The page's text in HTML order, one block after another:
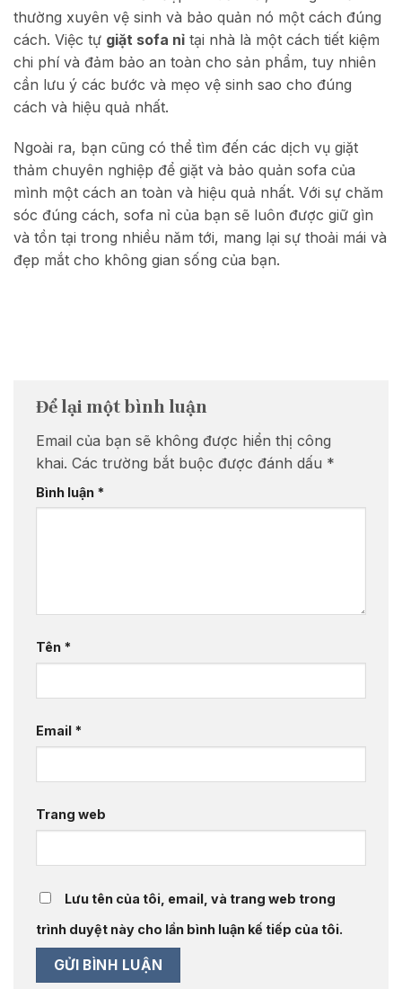
thường xuyên vệ sinh và bảo quản nó một cách đúng
cách. Việc tự giặt sofa nỉ tại nhà là một cách tiết kiệm
chi phí và đảm bảo an toàn cho sản phẩm, tuy nhiên
cần lưu ý các bước và mẹo vệ sinh sao cho đúng
cách và hiệu quả nhất.
Ngoài ra, bạn cũng có thể tìm đến các dịch vụ giặt
thảm chuyên nghiệp để giặt và bảo quản sofa của
mình một cách an toàn và hiệu quả nhất. Với sự chăm
sóc đúng cách, sofa nỉ của bạn sẽ luôn được giữ gìn
và tồn tại trong nhiều năm tới, mang lại sự thoải mái và
đẹp mắt cho không gian sống của bạn.
Để lại một bình luận
Email của bạn sẽ không được hiển thị công
khai. Các trường bắt buộc được đánh dấu *
Bình luận *
Tên *
Email *
Trang web
Lưu tên của tôi, email, và trang web trong
trình duyệt này cho lần bình luận kế tiếp của tôi.